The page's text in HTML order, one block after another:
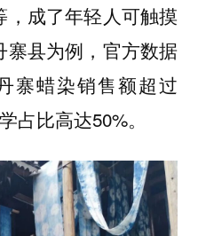
成了年轻人可触摸
寨县为例，官方数据
寨蜡染销售额超过
占比高达50%。